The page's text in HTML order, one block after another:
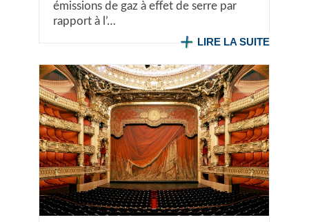
émissions de gaz à effet de serre par
rapport à l’…
LIRE LA SUITE